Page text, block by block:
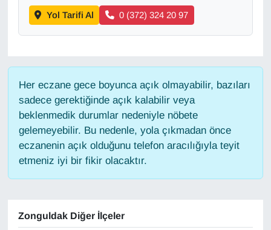
Yol Tarifi Al 0 (372) 324 20 97
Her eczane gece boyunca açık olmayabilir, bazıları
sadece gerektiğinde açık kalabilir veya
beklenmedik durumlar nedeniyle nöbete
gelemeyebilir. Bu nedenle, yola çıkmadan önce
eczanenin açık olduğunu telefon aracılığıyla teyit
etmeniz iyi bir fikir olacaktır.
Zonguldak Diğer İlçeler
MEDYA
POLİTİKA
Resmi İlanlar
RÖPORTAJ
SAĞLIK
Seri İlan